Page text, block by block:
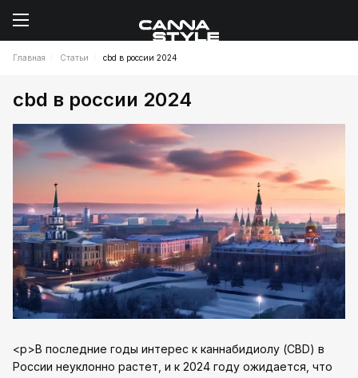
Главная Статьи cbd в россии 2024
cbd в россии 2024
<p>В последние годы интерес к каннабидиолу (CBD) в
России неуклонно растет, и к 2024 году ожидается, что